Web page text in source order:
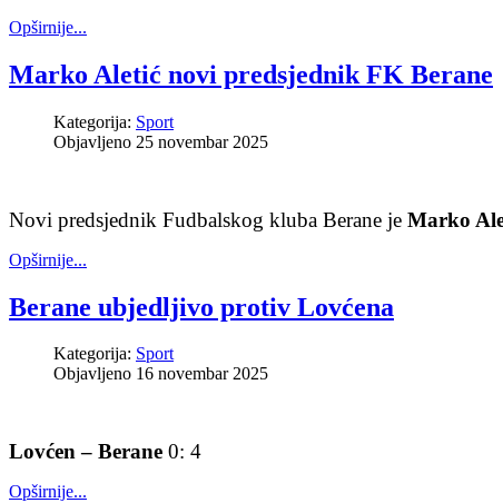
Opširnije...
Marko Aletić novi predsjednik FK Berane
Kategorija: Sport
Objavljeno 25 novembar 2025
Novi predsjednik Fudbalskog kluba Berane je Marko
Opširnije...
Berane ubjedljivo protiv Lovćena
Kategorija: Sport
Objavljeno 16 novembar 2025
Lovćen – Berane 0: 4
Opširnije...